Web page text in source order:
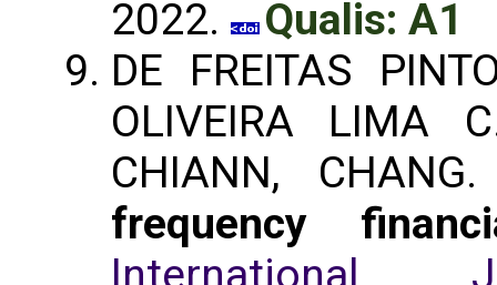
2022.
Qualis: A1
DE FREITAS
OLIVEIRA LIMA
CHIANN,
frequency